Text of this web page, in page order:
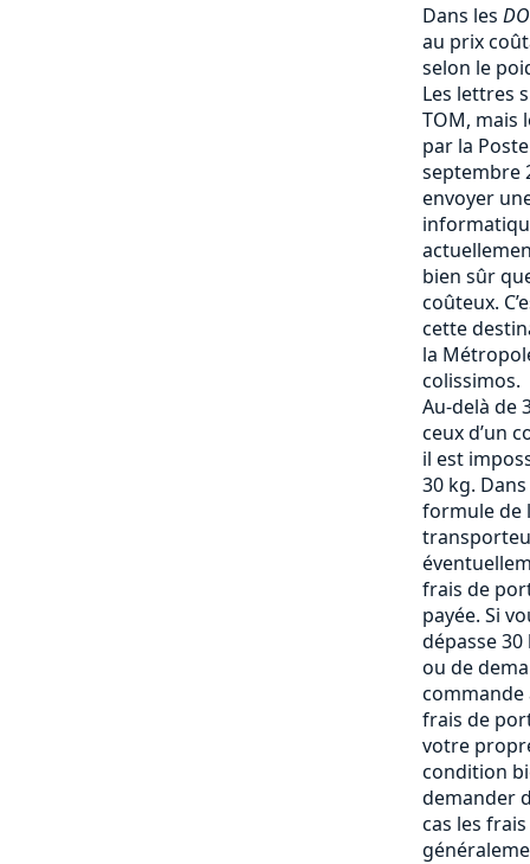
Dans les
au prix
selon le
Les lettres
TOM, mais
par la
septembre
envoyer
bien sûr
coûteux.
cette
la
colissimos.
Au-delà de
ceux d’un
il est
30 kg.
formule de
frais de
payée. Si
dépasse
ou de
commande
frais de
votre
condition
demander
cas les